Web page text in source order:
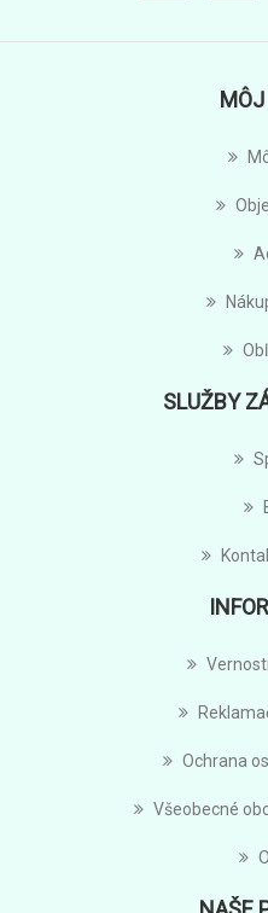
MÔJ
SLUŽBY
Ochrana
Všeobecné